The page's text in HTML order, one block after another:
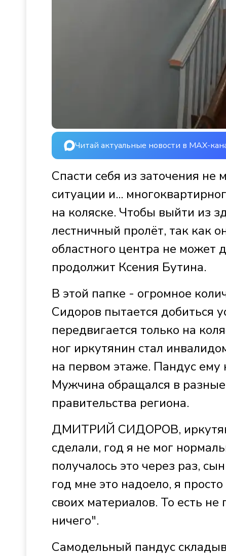
Читай актуальные новости в MAX-
Спасти себя из заточения
ситуации и...
на коляске. Чтобы выйти из
лестничный пролёт, так как
областного центра не может
продолжит Ксения Бутина.
В этой папке - огромное
Сидоров пытается добиться
передвигается только на
ног иркутянин стал
на первом этаже. Пандус ему
Мужчина обращался в
правительства региона.
ДМИТРИЙ СИДОРОВ,
сделали, год я не мог
получалось это через раз,
год мне это надоело, я
своих материалов. То есть
ничего".
Самодельный пандус